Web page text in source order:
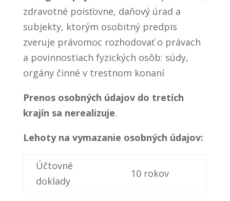
zdravotné poisťovne, daňový úrad a
subjekty, ktorým osobitný predpis
zveruje právomoc rozhodovať o právach
a povinnostiach fyzických osôb: súdy,
orgány činné v trestnom konaní
Prenos osobných údajov do tretích
krajín sa nerealizuje.
Lehoty na vymazanie osobných údajov:
Účtovné
doklady
10 rokov